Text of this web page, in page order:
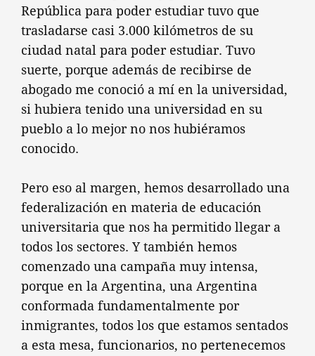
República para poder estudiar tuvo que
trasladarse casi 3.000 kilómetros de su
ciudad natal para poder estudiar. Tuvo
suerte, porque además de recibirse de
abogado me conoció a mí en la universidad,
si hubiera tenido una universidad en su
pueblo a lo mejor no nos hubiéramos
conocido.
Pero eso al margen, hemos desarrollado una
federalización en materia de educación
universitaria que nos ha permitido llegar a
todos los sectores. Y también hemos
comenzado una campaña muy intensa,
porque en la Argentina, una Argentina
conformada fundamentalmente por
inmigrantes, todos los que estamos sentados
a esta mesa, funcionarios, no pertenecemos